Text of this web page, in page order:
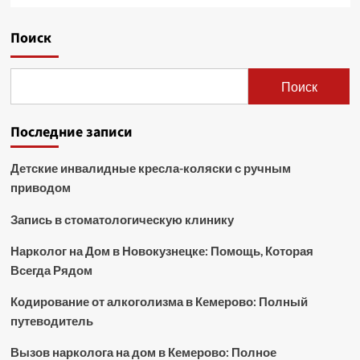
Поиск
Поиск
Последние записи
Детские инвалидные кресла-коляски с ручным
приводом
Запись в стоматологическую клинику
Нарколог на Дом в Новокузнецке: Помощь, Которая
Всегда Рядом
Кодирование от алкоголизма в Кемерово: Полный
путеводитель
Вызов нарколога на дом в Кемерово: Полное